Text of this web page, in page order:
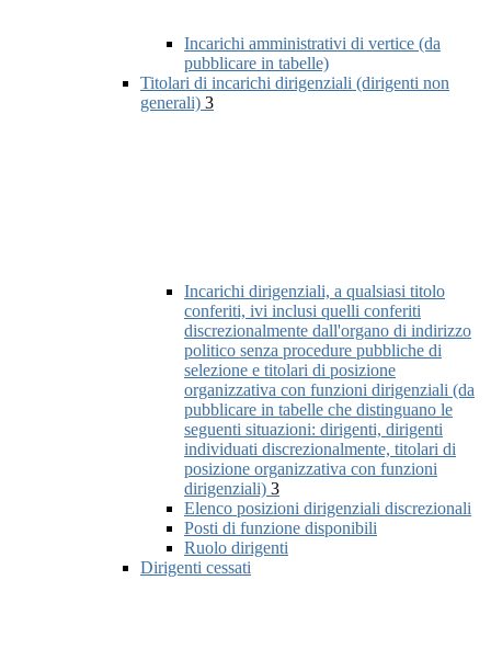
Incarichi amministrativi di vertice (da
pubblicare in tabelle)
Titolari di incarichi dirigenziali (dirigenti non
generali) 3
Incarichi dirigenziali, a qualsiasi titolo
conferiti, ivi inclusi quelli conferiti
discrezionalmente dall'organo di indirizzo
politico senza procedure pubbliche di
selezione e titolari di posizione
organizzativa con funzioni dirigenziali (da
pubblicare in tabelle che distinguano le
seguenti situazioni: dirigenti, dirigenti
individuati discrezionalmente, titolari di
posizione organizzativa con funzioni
dirigenziali) 3
Elenco posizioni dirigenziali discrezionali
Posti di funzione disponibili
Ruolo dirigenti
Dirigenti cessati